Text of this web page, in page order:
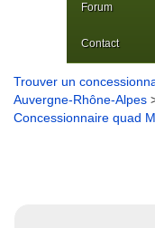
Forum
Contact
Trouver un
Auvergne-Rhône-Alpes
Concessionnaire quad